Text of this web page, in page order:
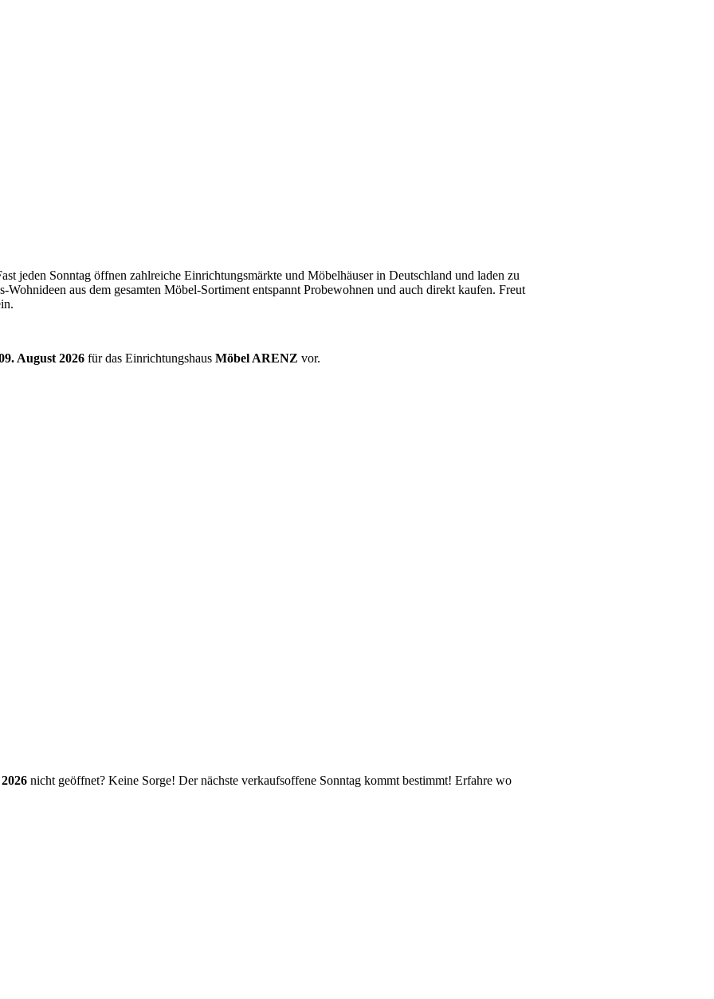
jeden Sonntag öffnen zahlreiche Einrichtungsmärkte und Möbelhäuser in Deutschland und laden zu
aus dem gesamten Möbel-Sortiment entspannt Probewohnen und auch direkt kaufen. Freut
August 2026 für das Einrichtungshaus Möbel ARENZ vor.
nicht geöffnet? Keine Sorge! Der nächste verkaufsoffene Sonntag kommt bestimmt! Erfahre wo